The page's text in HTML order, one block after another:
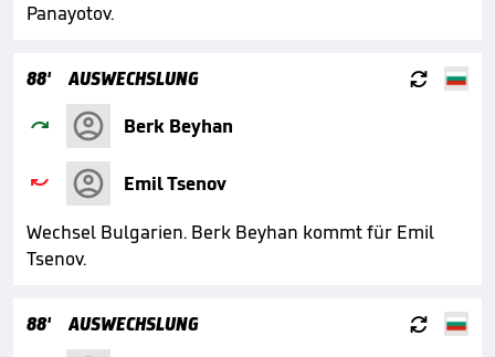
Panayotov.
88' AUSWECHSLUNG 
 Berk Beyhan

Emil Tsenov
Wechsel Bulgarien. Berk Beyhan kommt für Emil
Tsenov.
88' AUSWECHSLUNG 